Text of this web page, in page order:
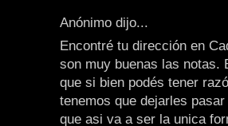
Anónimo dijo...
Encontré tu dirección en
son muy buenas las notas.
que si bien podés tener
tenemos que dejarles
que asi va a ser la unica